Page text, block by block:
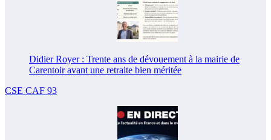
Didier Royer : Trente ans de dévouement à la mairie de
Carentoir avant une retraite bien méritée
CSE CAF 93